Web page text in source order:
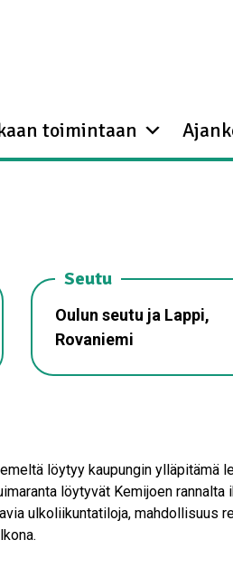
toimintaan
Seutu
Oulun seutu ja Lappi,
Rovaniemi
löytyy kaupungin ylläpitämä
löytyvät Kemijoen rannalta
ulkoliikuntatiloja, mahdollisuus